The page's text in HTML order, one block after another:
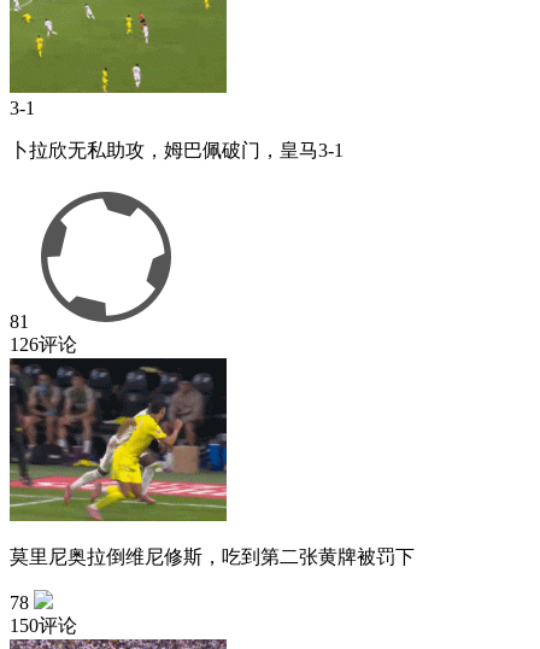
3-1
卜拉欣无私助攻，姆巴佩破门，皇马3-1
81
126评论
莫里尼奥拉倒维尼修斯，吃到第二张黄牌被罚下
78
150评论